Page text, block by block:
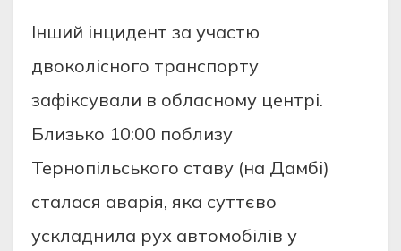
Інший інцидент за участю
двоколісного транспорту
зафіксували в обласному центрі.
Близько 10:00 поблизу
Тернопільського ставу (на Дамбі)
сталася аварія, яка суттєво
ускладнила рух автомобілів у